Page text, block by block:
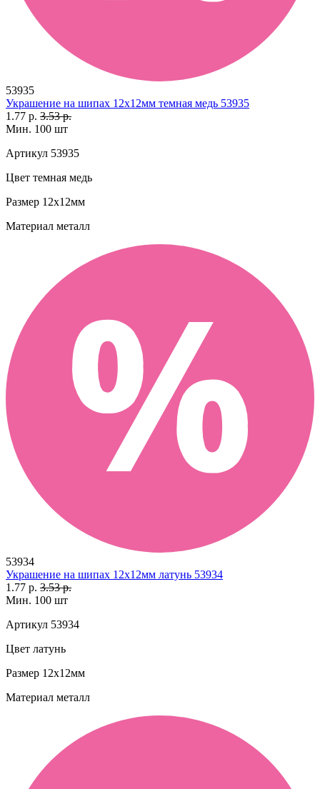
53935
Украшение на шипах 12х12мм темная медь 53935
1.77 р. 3.53 р.
Мин. 100 шт
Артикул 53935
Цвет темная медь
Размер 12х12мм
Материал металл
53934
Украшение на шипах 12х12мм латунь 53934
1.77 р. 3.53 р.
Мин. 100 шт
Артикул 53934
Цвет латунь
Размер 12х12мм
Материал металл